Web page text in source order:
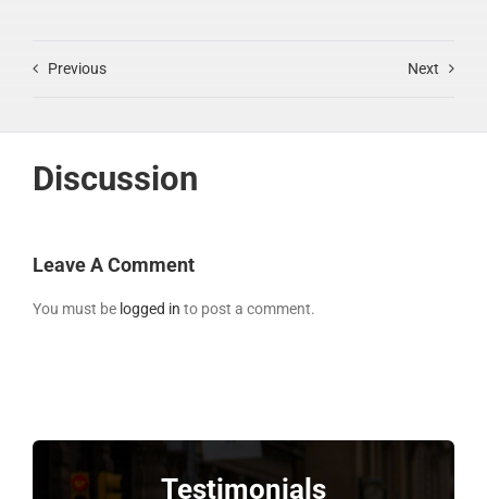
Previous Next
Discussion
Leave A Comment
You must be logged in to post a comment.
Testimonials